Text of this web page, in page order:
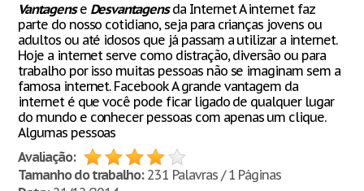
Vantagense Desvantagensda Internet A internet faz
parte do nosso cotidiano, seja para crianças jovens ou
adultos ou até idosos que já passam a utilizar a internet.
Hoje a internet serve como distração, diversão ou para
trabalho por isso muitas pessoas não se imaginam sem a
famosa internet. Facebook A grande vantagem da
internet é que você pode ficar ligado de qualquer lugar
do mundo e conhecer pessoas com apenas um clique.
Algumas pessoas
Avaliação:
Tamanho do trabalho:231 Palavras / 1 Páginas